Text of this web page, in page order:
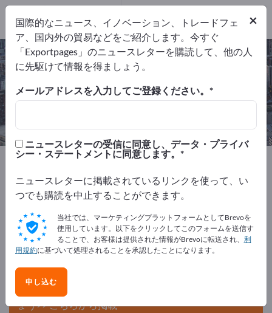
貴金属精錬 – メーカーとサプライヤ
ーを検索
輸出業者1
メーカー
Exportpages サービス業 貴金属精錬
Exportpagesで無料で広告を掲載！
ニーズ – オファー – 中古品 – ビジネスコンタクト >> こ
こから始める
Exportpagesで貴社と製品を掲載し
ましょう。
今すぐサプライヤーとして登録し、認知度を高めまし
ょう>> こちらから掲載
×
国際的なニュース、イノベーション、トレードフェ
ア、国内外の貿易などをご紹介します。今すぐ
「Exportpages」のニュースレターを購読して、他の人
に先駆けて情報を得ましょう。
メールアドレスを入力してご登録ください。
ニュースレターの受信に同意し、データ・プライバ
シー・ステートメントに同意します。
ニュースレターに掲載されているリンクを使って、い
つでも購読を中止することができます。
当社では、マーケティングプラットフォームとしてBrevoを
使用しています。以下をクリックしてこのフォームを送信す
ることで、お客様は提供された情報がBrevoに転送され、 利
用規約に基づいて処理されることを承認したことになります。
申し込む